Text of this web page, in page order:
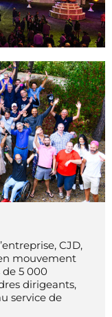
CJD,
mouvement
de 5 000
dirigeants,
service de